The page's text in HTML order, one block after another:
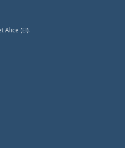
Alice (EI).